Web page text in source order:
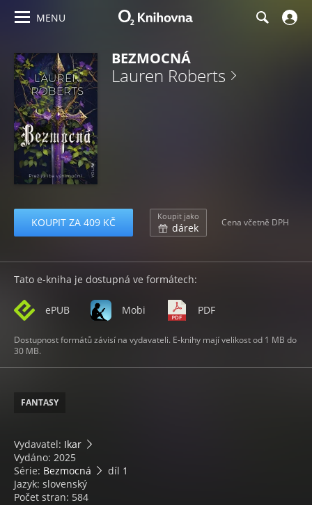
MENU
BEZMOCNÁ
Lauren Roberts
KOUPIT ZA 409 KČ Koupit jako
dárek Cena včetně DPH
Tato e-kniha je dostupná ve formátech:
ePUB Mobi PDF
Dostupnost formátů závisí na vydavateli. E-knihy mají velikost od 1 MB do
30 MB.
FANTASY
Vydavatel: Ikar
Vydáno: 2025
Série: Bezmocná
díl 1
Jazyk: slovenský
Počet stran: 584